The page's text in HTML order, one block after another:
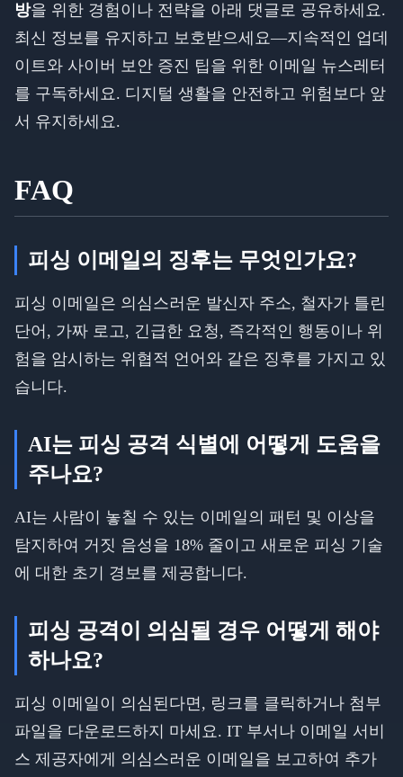
방을 위한 경험이나 전략을 아래 댓글로 공유하세요.
최신 정보를 유지하고 보호받으세요—지속적인 업데
이트와 사이버 보안 증진 팁을 위한 이메일 뉴스레터
를 구독하세요. 디지털 생활을 안전하고 위험보다 앞
서 유지하세요.
FAQ
피싱 이메일의 징후는 무엇인가요?
피싱 이메일은 의심스러운 발신자 주소, 철자가 틀린
단어, 가짜 로고, 긴급한 요청, 즉각적인 행동이나 위
험을 암시하는 위협적 언어와 같은 징후를 가지고 있
습니다.
AI는 피싱 공격 식별에 어떻게 도움을
주나요?
AI는 사람이 놓칠 수 있는 이메일의 패턴 및 이상을
탐지하여 거짓 음성을 18% 줄이고 새로운 피싱 기술
에 대한 초기 경보를 제공합니다.
피싱 공격이 의심될 경우 어떻게 해야
하나요?
피싱 이메일이 의심된다면, 링크를 클릭하거나 첨부
파일을 다운로드하지 마세요. IT 부서나 이메일 서비
스 제공자에게 의심스러운 이메일을 보고하여 추가